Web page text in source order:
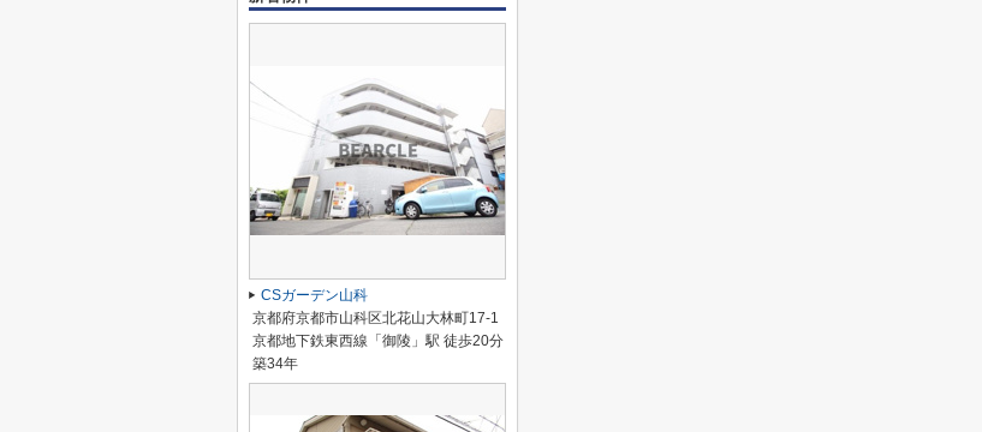
CSガーデン山科
京都府京都市山科区北花山大林町17-1
京都地下鉄東西線「御陵」駅 徒歩20分
築34年